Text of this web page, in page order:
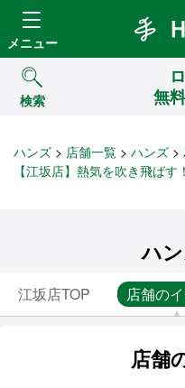
メニュー
検索
無
ハンズ 店舗一覧 ハンズ
【江坂店】熱気を吹き飛ば
ハ
江坂店TOP 店舗の
店舗